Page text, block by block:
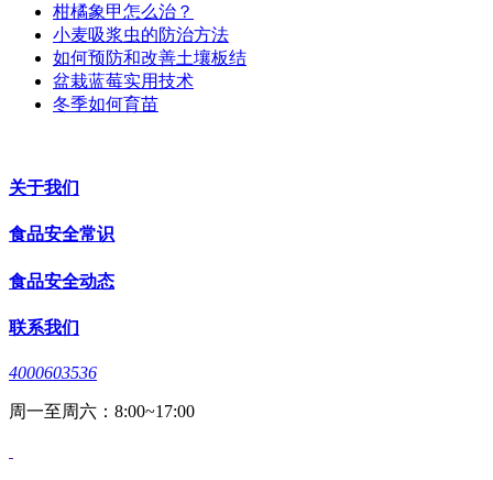
柑橘象甲怎么治？
小麦吸浆虫的防治方法
如何预防和改善土壤板结
盆栽蓝莓实用技术
冬季如何育苗
关于我们
食品安全常识
食品安全动态
联系我们
4000603536
周一至周六：8:00~17:00